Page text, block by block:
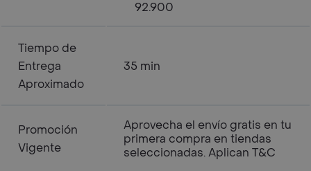
92.900
Tiempo de
Entrega
Aproximado
35 min
Promoción
Vigente
Aprovecha el envío gratis en tu
primera compra en tiendas
seleccionadas. Aplican T&C